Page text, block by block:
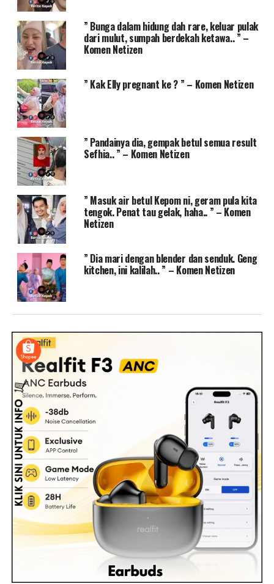
” Bunga dalam hidung dah rare, keluar pulak
dari mulut, sumpah berdekah ketawa.. ” –
Komen Netizen
” Kak Elly pregnant ke ? ” – Komen Netizen
” Pandainya dia, gempak betul semua result
Sefhia.. ” – Komen Netizen
” Masuk air betul Kepom ni, geram pula kita
tengok. Penat tau gelak, haha.. ” – Komen
Netizen
” Dia mari dengan blender dan senduk. Geng
kitchen, ini kalilah.. ” – Komen Netizen